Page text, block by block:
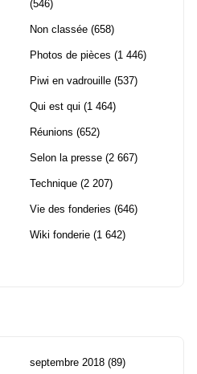
(546)
Non classée (658)
Photos de pièces (1 446)
Piwi en vadrouille (537)
Qui est qui (1 464)
Réunions (652)
Selon la presse (2 667)
Technique (2 207)
Vie des fonderies (646)
Wiki fonderie (1 642)
septembre 2018 (89)